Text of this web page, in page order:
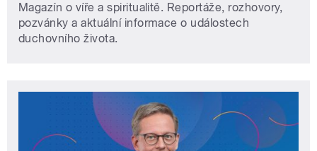
Magazín o víře a spiritualitě. Reportáže, rozhovory,
pozvánky a aktuální informace o událostech
duchovního života.